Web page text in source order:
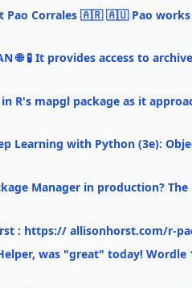
Corrales 🇦🇷 🇦🇺 Pao works
🌐 🧪 It provides access to
R's mapgl package as it
Learning with Python (3e):
Manager in production?
: https:// allisonhorst.com/r-
was "great" today! Wordle